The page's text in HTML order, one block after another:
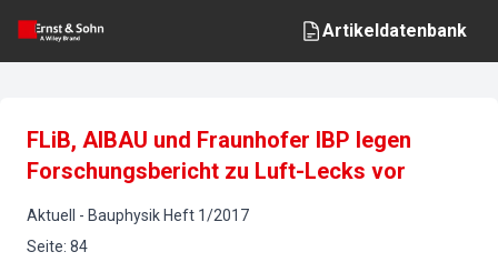
Artikeldatenbank
FLiB, AIBAU und Fraunhofer IBP legen
Forschungsbericht zu Luft-Lecks vor
Aktuell - Bauphysik Heft 1/2017
Seite: 84